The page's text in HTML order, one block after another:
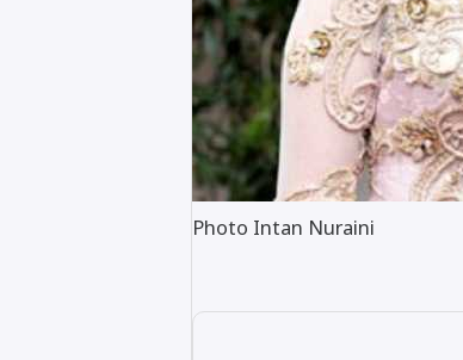
Photo Intan Nuraini